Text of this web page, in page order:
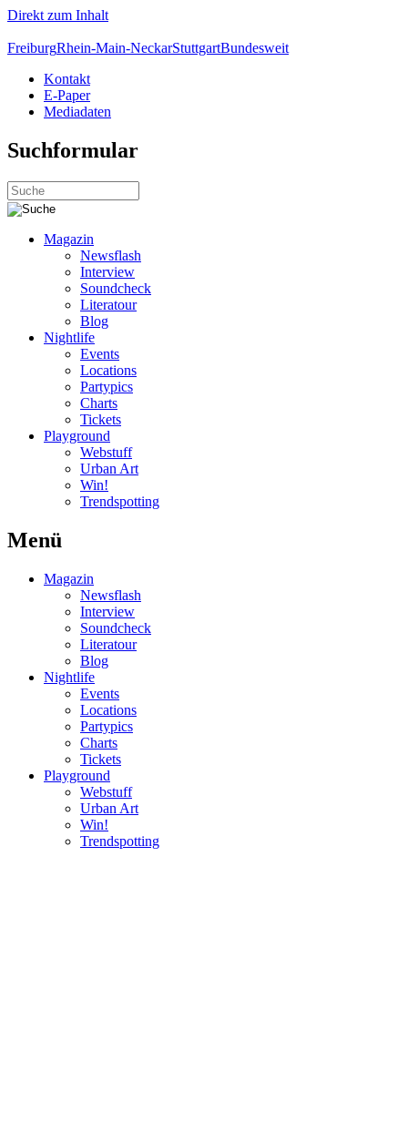
Direkt zum Inhalt
FreiburgRhein-Main-NeckarStuttgartBundesweit
Kontakt
E-Paper
Mediadaten
Suchformular
Magazin
Newsflash
Interview
Soundcheck
Literatour
Blog
Nightlife
Events
Locations
Partypics
Charts
Tickets
Playground
Webstuff
Urban Art
Win!
Trendspotting
Menü
Magazin
Newsflash
Interview
Soundcheck
Literatour
Blog
Nightlife
Events
Locations
Partypics
Charts
Tickets
Playground
Webstuff
Urban Art
Win!
Trendspotting